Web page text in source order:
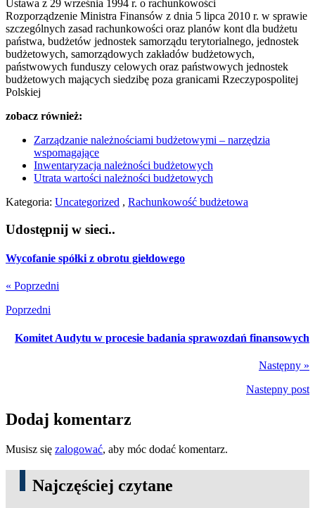
Ustawa z 29 września 1994 r. o rachunkowości
Rozporządzenie Ministra Finansów z dnia 5 lipca 2010 r. w sprawie
szczególnych zasad rachunkowości oraz planów kont dla budżetu
państwa, budżetów jednostek samorządu terytorialnego, jednostek
budżetowych, samorządowych zakładów budżetowych,
państwowych funduszy celowych oraz państwowych jednostek
budżetowych mających siedzibę poza granicami Rzeczypospolitej
Polskiej
zobacz również:
Zarządzanie należnościami budżetowymi – narzędzia
wspomagające
Inwentaryzacja należności budżetowych
Utrata wartości należności budżetowych
Kategoria: Uncategorized , Rachunkowość budżetowa
Udostępnij w sieci..
Wycofanie spółki z obrotu giełdowego
« Poprzedni
Poprzedni
Komitet Audytu w procesie badania sprawozdań finansowych
Następny »
Nastepny post
Dodaj komentarz
Musisz się zalogować, aby móc dodać komentarz.
Najczęściej czytane